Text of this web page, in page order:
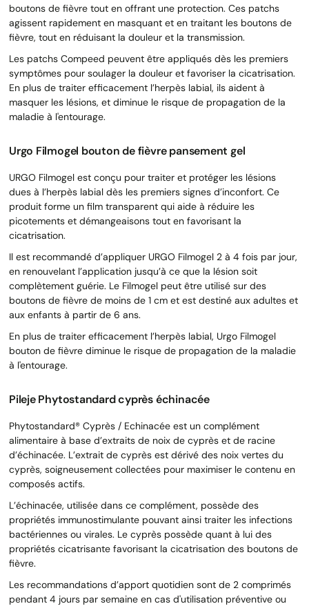
boutons de fièvre tout en offrant une protection. Ces patchs
agissent rapidement en masquant et en traitant les boutons de
fièvre, tout en réduisant la douleur et la transmission.
Les patchs Compeed peuvent être appliqués dès les premiers
symptômes pour soulager la douleur et favoriser la cicatrisation.
En plus de traiter efficacement l’herpès labial, ils aident à
masquer les lésions, et diminue le risque de propagation de la
maladie à l'entourage.
Urgo Filmogel bouton de fièvre pansement gel
URGO Filmogel est conçu pour traiter et protéger les lésions
dues à l’herpès labial dès les premiers signes d’inconfort. Ce
produit forme un film transparent qui aide à réduire les
picotements et démangeaisons tout en favorisant la
cicatrisation.
Il est recommandé d’appliquer URGO Filmogel 2 à 4 fois par jour,
en renouvelant l’application jusqu’à ce que la lésion soit
complètement guérie. Le Filmogel peut être utilisé sur des
boutons de fièvre de moins de 1 cm et est destiné aux adultes et
aux enfants à partir de 6 ans.
En plus de traiter efficacement l’herpès labial, Urgo Filmogel
bouton de fièvre diminue le risque de propagation de la maladie
à l'entourage.
Pileje Phytostandard cyprès échinacée
Phytostandard® Cyprès / Echinacée est un complément
alimentaire à base d’extraits de noix de cyprès et de racine
d’échinacée. L’extrait de cyprès est dérivé des noix vertes du
cyprès, soigneusement collectées pour maximiser le contenu en
composés actifs.
L’échinacée, utilisée dans ce complément, possède des
propriétés immunostimulante pouvant ainsi traiter les infections
bactériennes ou virales. Le cyprès possède quant à lui des
propriétés cicatrisante favorisant la cicatrisation des boutons de
fièvre.
Les recommandations d’apport quotidien sont de 2 comprimés
pendant 4 jours par semaine en cas d'utilisation préventive ou